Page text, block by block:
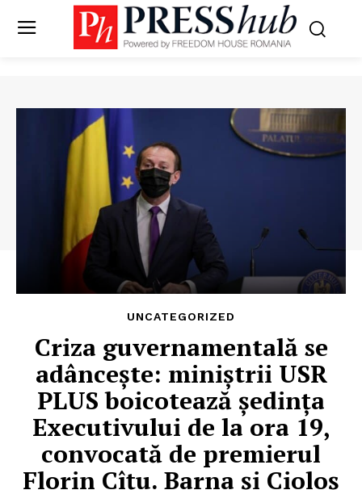
UNCATEGORIZED
Criza guvernamentală se
adâncește: miniștrii USR
PLUS boicotează ședința
Executivului de la ora 19,
convocată de premierul
Florin Cîțu. Barna și Cioloș